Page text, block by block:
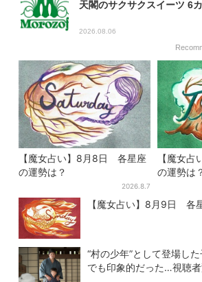
天閣のサクサクスイーツ 6
2026.08.06
【魔女占い】8月8日 各星座
の運勢は？
2026.8.7
【魔女
の運勢は
【魔女占い】8月9日 各
“村の少年”として登場し
でも印象的だった…視聴